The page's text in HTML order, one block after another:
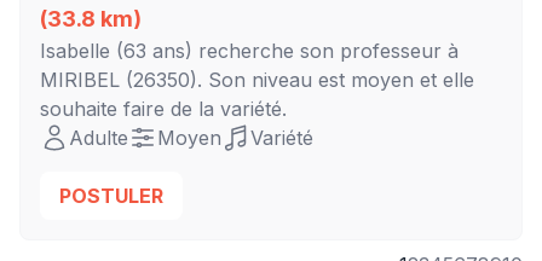
(33.8 km)
Isabelle (63 ans) recherche son professeur à
MIRIBEL (26350). Son niveau est moyen et elle
souhaite faire de la variété.
Adulte
Moyen Variété
POSTULER